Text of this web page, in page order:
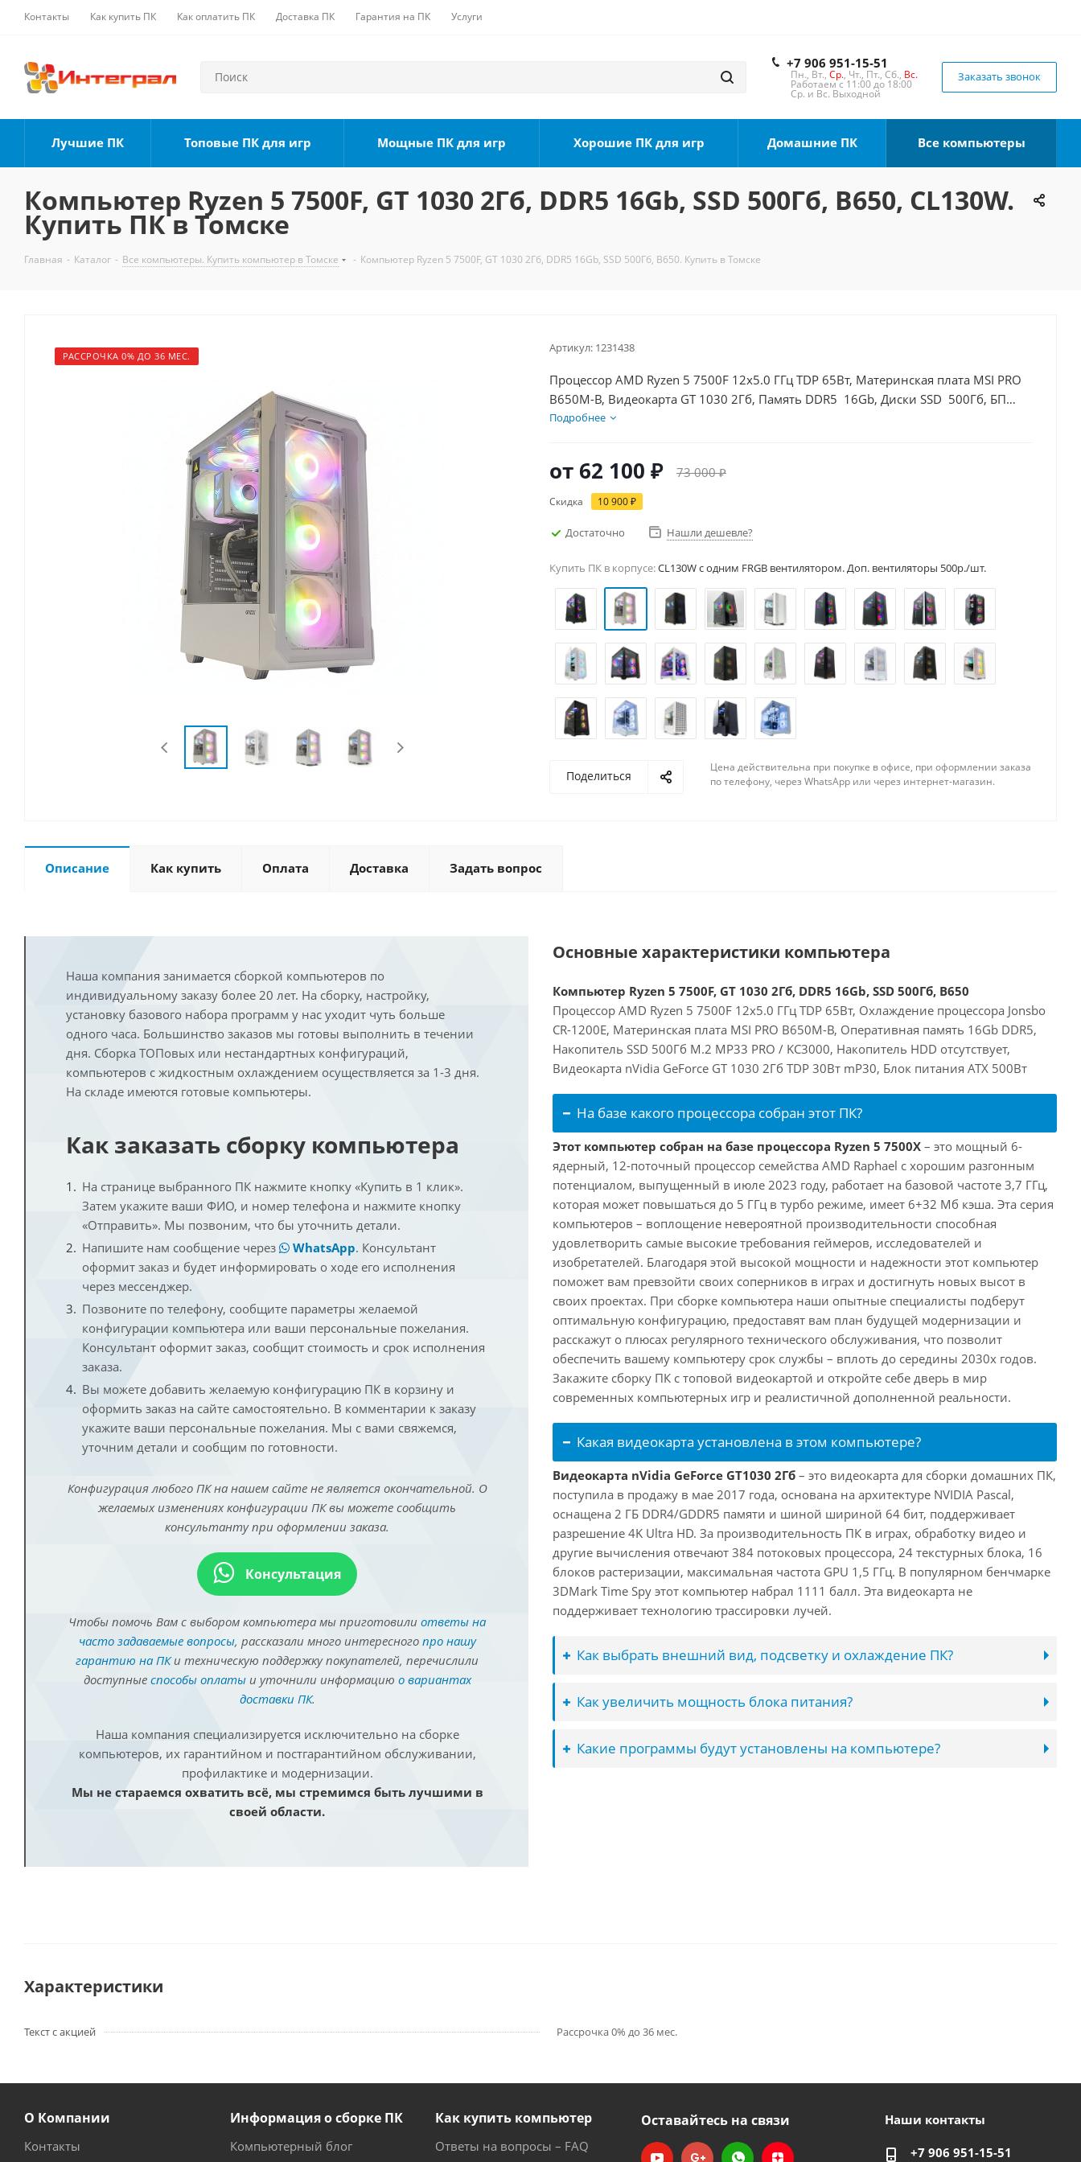
Контакты Как купить ПК Как оплатить ПК Доставка ПК Гарантия на ПК Услуги
+7 906 951-15-51
Пн., Вт., Ср., Чт., Пт., Сб., Вс.
Работаем с 11:00 до 18:00
Ср. и Вс. Выходной
Заказать звонок
Лучшие ПК Топовые ПК для игр Мощные ПК для игр Хорошие ПК для игр Домашние ПК Все компьютеры
Компьютер Ryzen 5 7500F, GT 1030 2Гб, DDR5 16Gb, SSD 500Гб, B650, CL130W.
Купить ПК в Томске
Главная - Каталог - Все компьютеры. Купить компьютер в Томске - Компьютер Ryzen 5 7500F, GT 1030 2Гб, DDR5 16Gb, SSD 500Гб, B650. Купить в Томске
РАССРОЧКА 0% ДО 36 МЕС.
Артикул: 1231438
Процессор AMD Ryzen 5 7500F 12x5.0 ГГц TDP 65Вт, Материнская плата MSI PRO
B650M-B, Видеокарта GT 1030 2Гб, Память DDR5 16Gb, Диски SSD 500Гб, БП
500Вт
Подробнее
от 62 100 ₽ 73 000 ₽
Скидка 10 900 ₽
Достаточно Нашли дешевле?
Купить ПК в корпусе:CL130W c одним FRGB вентилятором. Доп. вентиляторы 500р./шт.
Поделиться
Цена действительна при покупке в офисе, при оформлении заказа
по телефону, через WhatsApp или через интернет-магазин.
Описание Как купить Оплата Доставка Задать вопрос
Наша компания занимается сборкой компьютеров по
индивидуальному заказу более 20 лет. На сборку, настройку,
установку базового набора программ у нас уходит чуть больше
одного часа. Большинство заказов мы готовы выполнить в течении
дня. Сборка ТОПовых или нестандартных конфигураций,
компьютеров с жидкостным охлаждением осуществляется за 1-3 дня.
На складе имеются готовые компьютеры.
Как заказать сборку компьютера
На странице выбранного ПК нажмите кнопку «Купить в 1 клик».
Затем укажите ваши ФИО, и номер телефона и нажмите кнопку
«Отправить». Мы позвоним, что бы уточнить детали.
Напишите нам сообщение через
WhatsApp. Консультант
оформит заказ и будет информировать о ходе его исполнения
через мессенджер.
Позвоните по телефону, сообщите параметры желаемой
конфигурации компьютера или ваши персональные пожелания.
Консультант оформит заказ, сообщит стоимость и срок исполнения
заказа.
Вы можете добавить желаемую конфигурацию ПК в корзину и
оформить заказ на сайте самостоятельно. В комментарии к заказу
укажите ваши персональные пожелания. Мы с вами свяжемся,
уточним детали и сообщим по готовности.
Конфигурация любого ПК на нашем сайте не является окончательной. О
желаемых изменениях конфигурации ПК вы можете сообщить
консультанту при оформлении заказа.
Консультация
Чтобы помочь Вам с выбором компьютера мы приготовили ответы на
часто задаваемые вопросы, рассказали много интересного про нашу
гарантию на ПКи техническую поддержку покупателей, перечислили
доступные способы оплатыи уточнили информацию о вариантах
доставки ПК.
Наша компания специализируется исключительно на сборке
компьютеров, их гарантийном и постгарантийном обслуживании,
профилактике и модернизации.
Мы не стараемся охватить всё, мы стремимся быть лучшими в
своей области.
Основные характеристики компьютера
Компьютер Ryzen 5 7500F, GT 1030 2Гб, DDR5 16Gb, SSD 500Гб, B650
Процессор AMD Ryzen 5 7500F 12x5.0 ГГц TDP 65Вт, Охлаждение процессора Jonsbo
CR-1200E, Материнская плата MSI PRO B650M-B, Оперативная память 16Gb DDR5,
Накопитель SSD 500Гб M.2 MP33 PRO / KC3000, Накопитель HDD отсутствует,
Видеокарта nVidia GeForce GT 1030 2Гб TDP 30Вт mP30, Блок питания ATX 500Вт
На базе какого процессора собран этот ПК?
Этот компьютер собран на базе процессора Ryzen 5 7500X – это мощный 6-
ядерный, 12-поточный процессор семейства AMD Raphael с хорошим разгонным
потенциалом, выпущенный в июле 2023 году, работает на базовой частоте 3,7 ГГц,
которая может повышаться до 5 ГГц в турбо режиме, имеет 6+32 Мб кэша. Эта серия
компьютеров – воплощение невероятной производительности способная
удовлетворить самые высокие требования геймеров, исследователей и
изобретателей. Благодаря этой высокой мощности и надежности этот компьютер
поможет вам превзойти своих соперников в играх и достигнуть новых высот в
своих проектах. При сборке компьютера наши опытные специалисты подберут
оптимальную конфигурацию, предоставят вам план будущей модернизации и
расскажут о плюсах регулярного технического обслуживания, что позволит
обеспечить вашему компьютеру срок службы – вплоть до середины 2030х годов.
Закажите сборку ПК с топовой видеокартой и откройте себе дверь в мир
современных компьютерных игр и реалистичной дополненной реальности.
Какая видеокарта установлена в этом компьютере?
Видеокарта nVidia GeForce GT1030 2Гб – это видеокарта для сборки домашних ПК,
поступила в продажу в мае 2017 года, основана на архитектуре NVIDIA Pascal,
оснащена 2 ГБ DDR4/GDDR5 памяти и шиной шириной 64 бит, поддерживает
разрешение 4K Ultra HD. За производительность ПК в играх, обработку видео и
другие вычисления отвечают 384 потоковых процессора, 24 текстурных блока, 16
блоков растеризации, максимальная частота GPU 1,5 ГГц. В популярном бенчмарке
3DMark Time Spy этот компьютер набрал 1111 балл. Эта видеокарта не
поддерживает технологию трассировки лучей.
Как выбрать внешний вид, подсветку и охлаждение ПК?
Как увеличить мощность блока питания?
Какие программы будут установлены на компьютере?
Характеристики
Текст с акцией Рассрочка 0% до 36 мес.
О Компании
Контакты
Информация о сборке ПК
Компьютерный блог
Как купить компьютер
Ответы на вопросы – FAQ
Оставайтесь на связи Наши контакты
+7 906 951-15-51